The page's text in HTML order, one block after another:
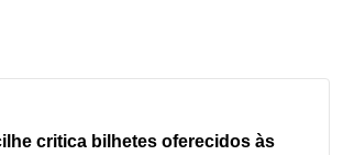
critica bilhetes oferecidos às